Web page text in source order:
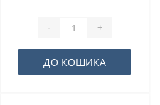
- +
ДО КОШИКА